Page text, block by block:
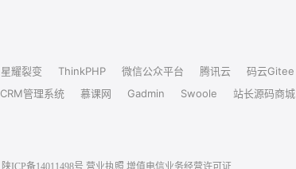
星耀裂变 ThinkPHP 微信公众平台 腾讯云 码云Gitee
CRM管理系统 慕课网 Gadmin Swoole 站长源码商城
陕ICP备14011498号 营业执照 增值电信业务经营许可证